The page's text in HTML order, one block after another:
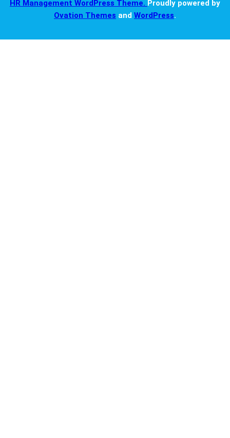
HR Management WordPress Theme. Proudly powered by
Ovation Themes and WordPress.